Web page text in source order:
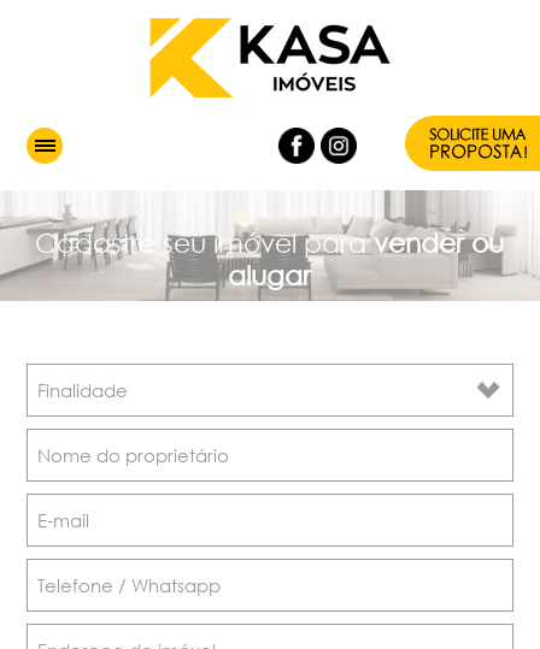
Cadastre seu imóvel paravender ou
alugar